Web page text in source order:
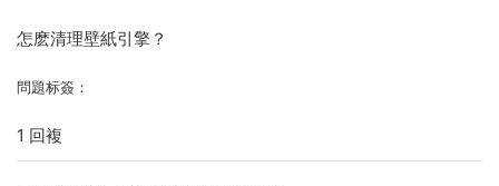
怎麽清理壁紙引擎？
問題标簽：
1 回複